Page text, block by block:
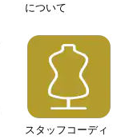
について
スタッフコーディ